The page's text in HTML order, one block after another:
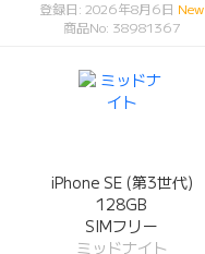
登録日: 2026年8月6日 New
商品No: 38981367
iPhone SE (第3世代)
128GB
SIMフリー
ミッドナイト